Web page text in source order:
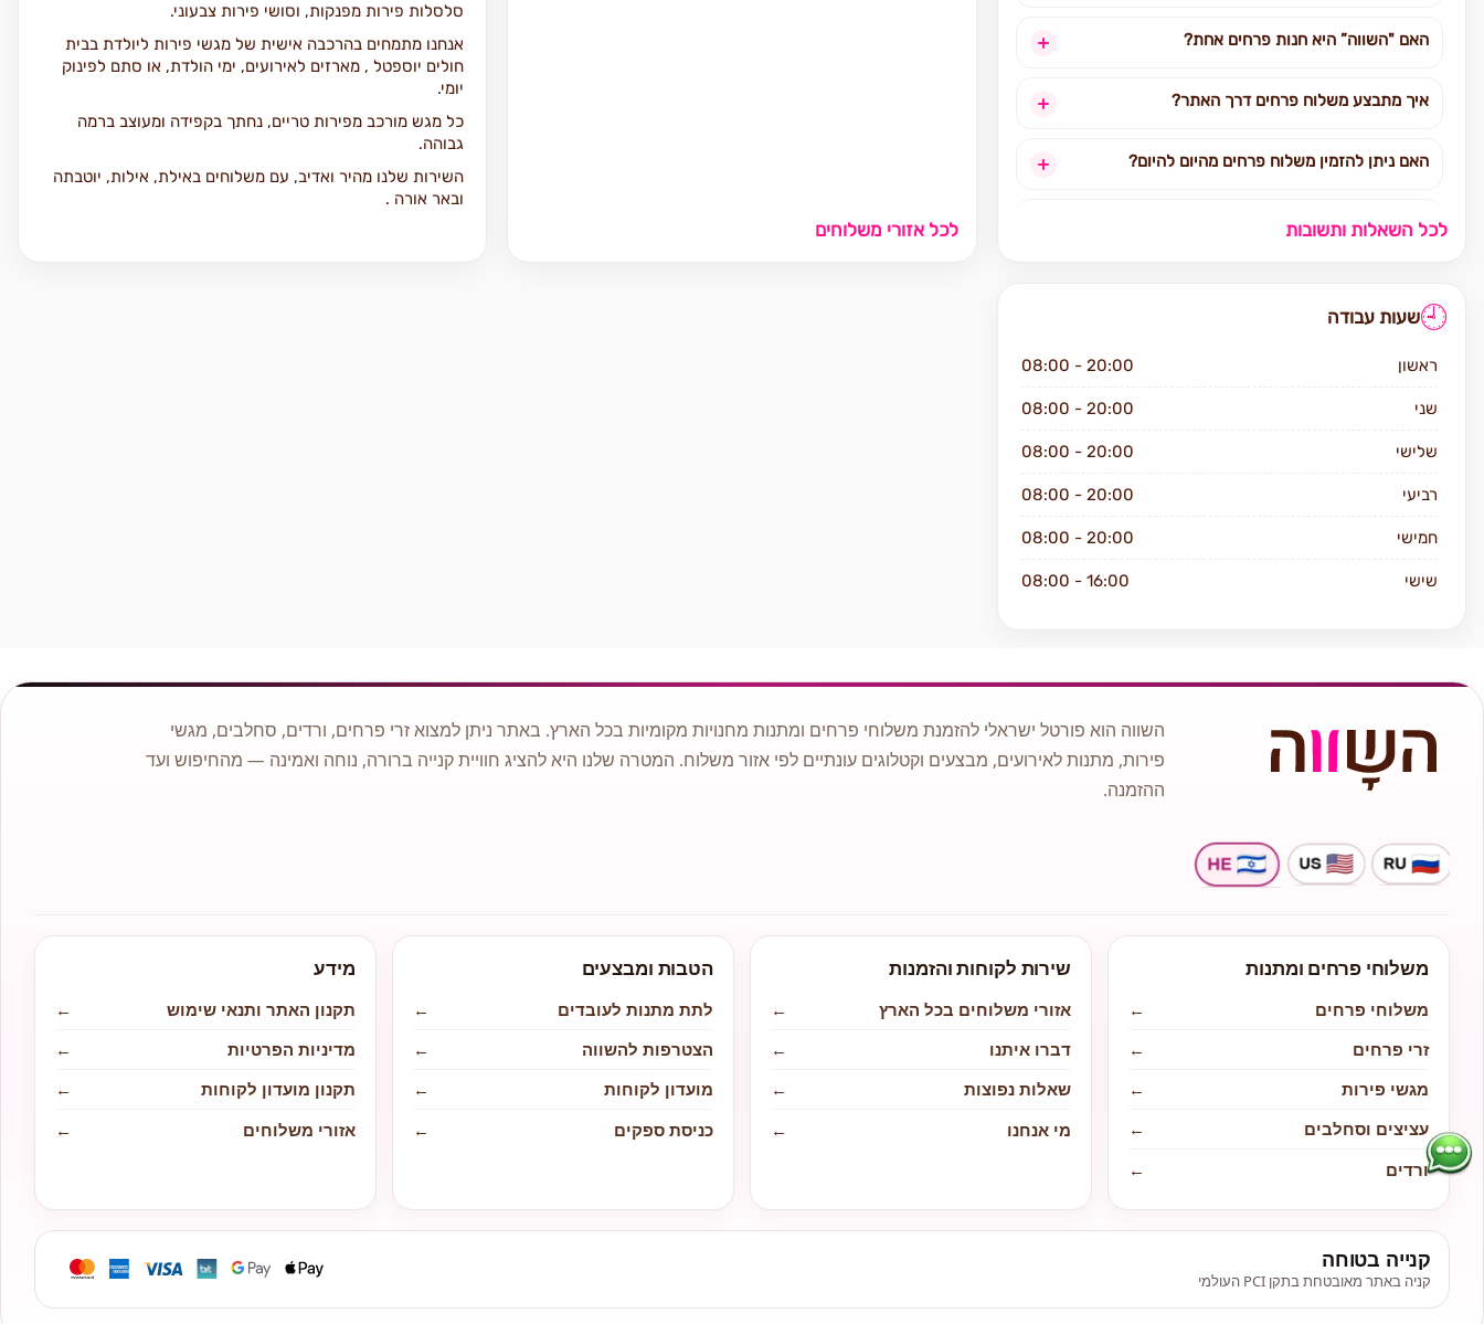
האם "השווה” היא חנות פרחים אחת?
איך מתבצע משלוח פרחים דרך האתר?
האם ניתן להזמין משלוח פרחים מהיום להיום?
לאילו אזורים בארץ ניתן להזמין משלוחים?
לכל השאלות ותשובות לכל אזורי משלוחים
סלסלות פירות מפנקות, וסושי פירות צבעוני.
אנחנו מתמחים בהרכבה אישית של מגשי פירות ליולדת בבית
חולים יוספטל , מארזים לאירועים, ימי הולדת, או סתם לפינוק
יומי.
כל מגש מורכב מפירות טריים, נחתך בקפידה ומעוצב ברמה
גבוהה.
השירות שלנו מהיר ואדיב, עם משלוחים באילת, אילות, יוטבתה
ובאר אורה .
🕘שעות עבודה
ראשון 08:00 - 20:00
שני 08:00 - 20:00
שלישי 08:00 - 20:00
רביעי 08:00 - 20:00
חמישי 08:00 - 20:00
שישי 08:00 - 16:00
השווה הוא פורטל ישראלי להזמנת משלוחי פרחים ומתנות מחנויות מקומיות בכל הארץ. באתר ניתן למצוא זרי פרחים, ורדים, סחלבים, מגשי
פירות, מתנות לאירועים, מבצעים וקטלוגים עונתיים לפי אזור משלוח. המטרה שלנו היא להציג חוויית קנייה ברורה, נוחה ואמינה — מהחיפוש ועד
ההזמנה.
משלוחי פרחים ומתנות
משלוחי פרחים
←
זרי פרחים
←
מגשי פירות
←
עציצים וסחלבים
←
ורדים
←
שירות לקוחות והזמנות
אזורי משלוחים בכל הארץ
←
דברו איתנו
←
שאלות נפוצות
←
מי אנחנו
←
הטבות ומבצעים
לתת מתנות לעובדים
←
הצטרפות להשווה
←
מועדון לקוחות
←
כניסת ספקים
←
מידע
תקנון האתר ותנאי שימוש
←
מדיניות הפרטיות
←
תקנון מועדון לקוחות
←
אזורי משלוחים
←
קנייה בטוחה
קניה באתר מאובטחת בתקן PCI העולמי